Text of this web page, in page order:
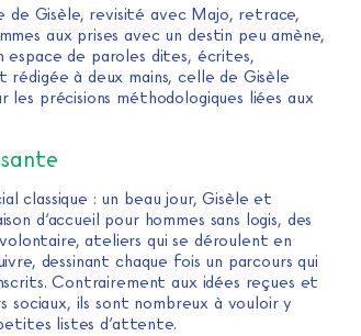
de Gisèle, revisité avec Majo, retrace,
aux prises avec un destin peu amène,
espace de paroles dites, écrites,
à deux mains, celle de Gisèle
précisions méthodologiques liées aux
classique : un beau jour, Gisèle et
d’accueil pour hommes sans logis, des
ateliers qui se déroulent en
dessinant chaque fois un parcours qui
Contrairement aux idées reçues et
ils sont nombreux à vouloir y
listes d’attente.